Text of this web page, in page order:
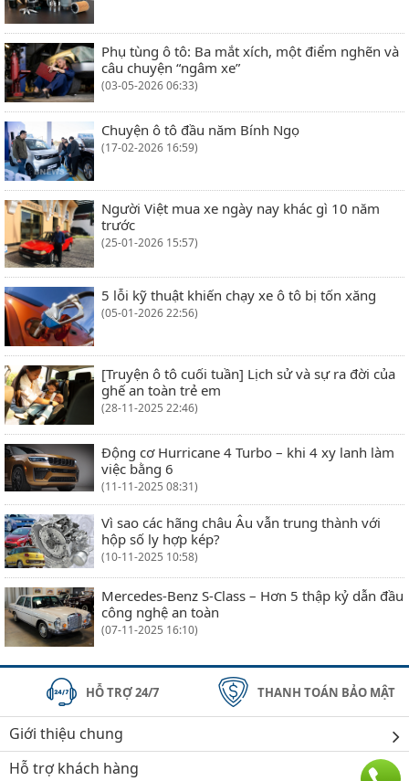
Phụ tùng ô tô: Ba mắt xích, một điểm nghẽn và
câu chuyện “ngâm xe”
(03-05-2026 06:33)
Chuyện ô tô đầu năm Bính Ngọ
(17-02-2026 16:59)
Người Việt mua xe ngày nay khác gì 10 năm
trước
(25-01-2026 15:57)
5 lỗi kỹ thuật khiến chạy xe ô tô bị tốn xăng
(05-01-2026 22:56)
[Truyện ô tô cuối tuần] Lịch sử và sự ra đời của
ghế an toàn trẻ em
(28-11-2025 22:46)
Động cơ Hurricane 4 Turbo – khi 4 xy lanh làm
việc bằng 6
(11-11-2025 08:31)
Vì sao các hãng châu Âu vẫn trung thành với
hộp số ly hợp kép?
(10-11-2025 10:58)
Mercedes-Benz S-Class – Hơn 5 thập kỷ dẫn đầu
công nghệ an toàn
(07-11-2025 16:10)
HỖ TRỢ 24/7 THANH TOÁN BẢO MẬT
Giới thiệu chung
Hỗ trợ khách hàng